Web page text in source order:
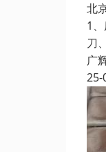
北
1
刀
广
25-